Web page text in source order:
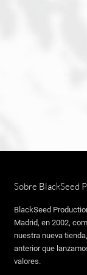
Sobre BlackSeed
BlackSeed
Madrid, en 2002,
nuestra nueva
anterior que
valores.